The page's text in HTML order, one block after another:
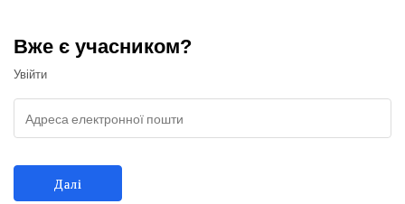
Вже є учасником?
Увійти